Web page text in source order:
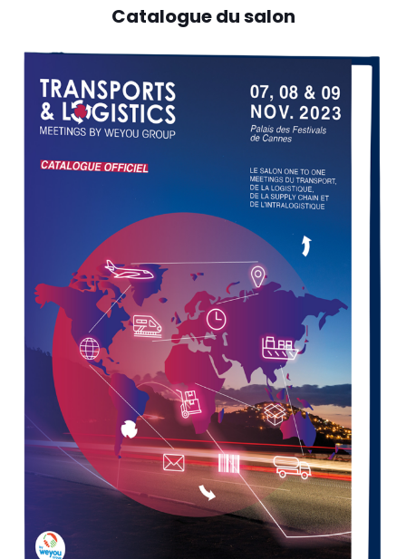
Catalogue du salon